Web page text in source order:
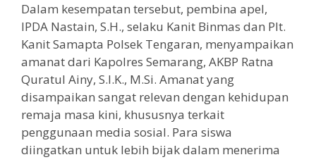
Dalam kesempatan tersebut, pembina apel,
IPDA Nastain, S.H., selaku Kanit Binmas dan Plt.
Kanit Samapta Polsek Tengaran, menyampaikan
amanat dari Kapolres Semarang, AKBP Ratna
Quratul Ainy, S.I.K., M.Si. Amanat yang
disampaikan sangat relevan dengan kehidupan
remaja masa kini, khususnya terkait
penggunaan media sosial. Para siswa
diingatkan untuk lebih bijak dalam menerima